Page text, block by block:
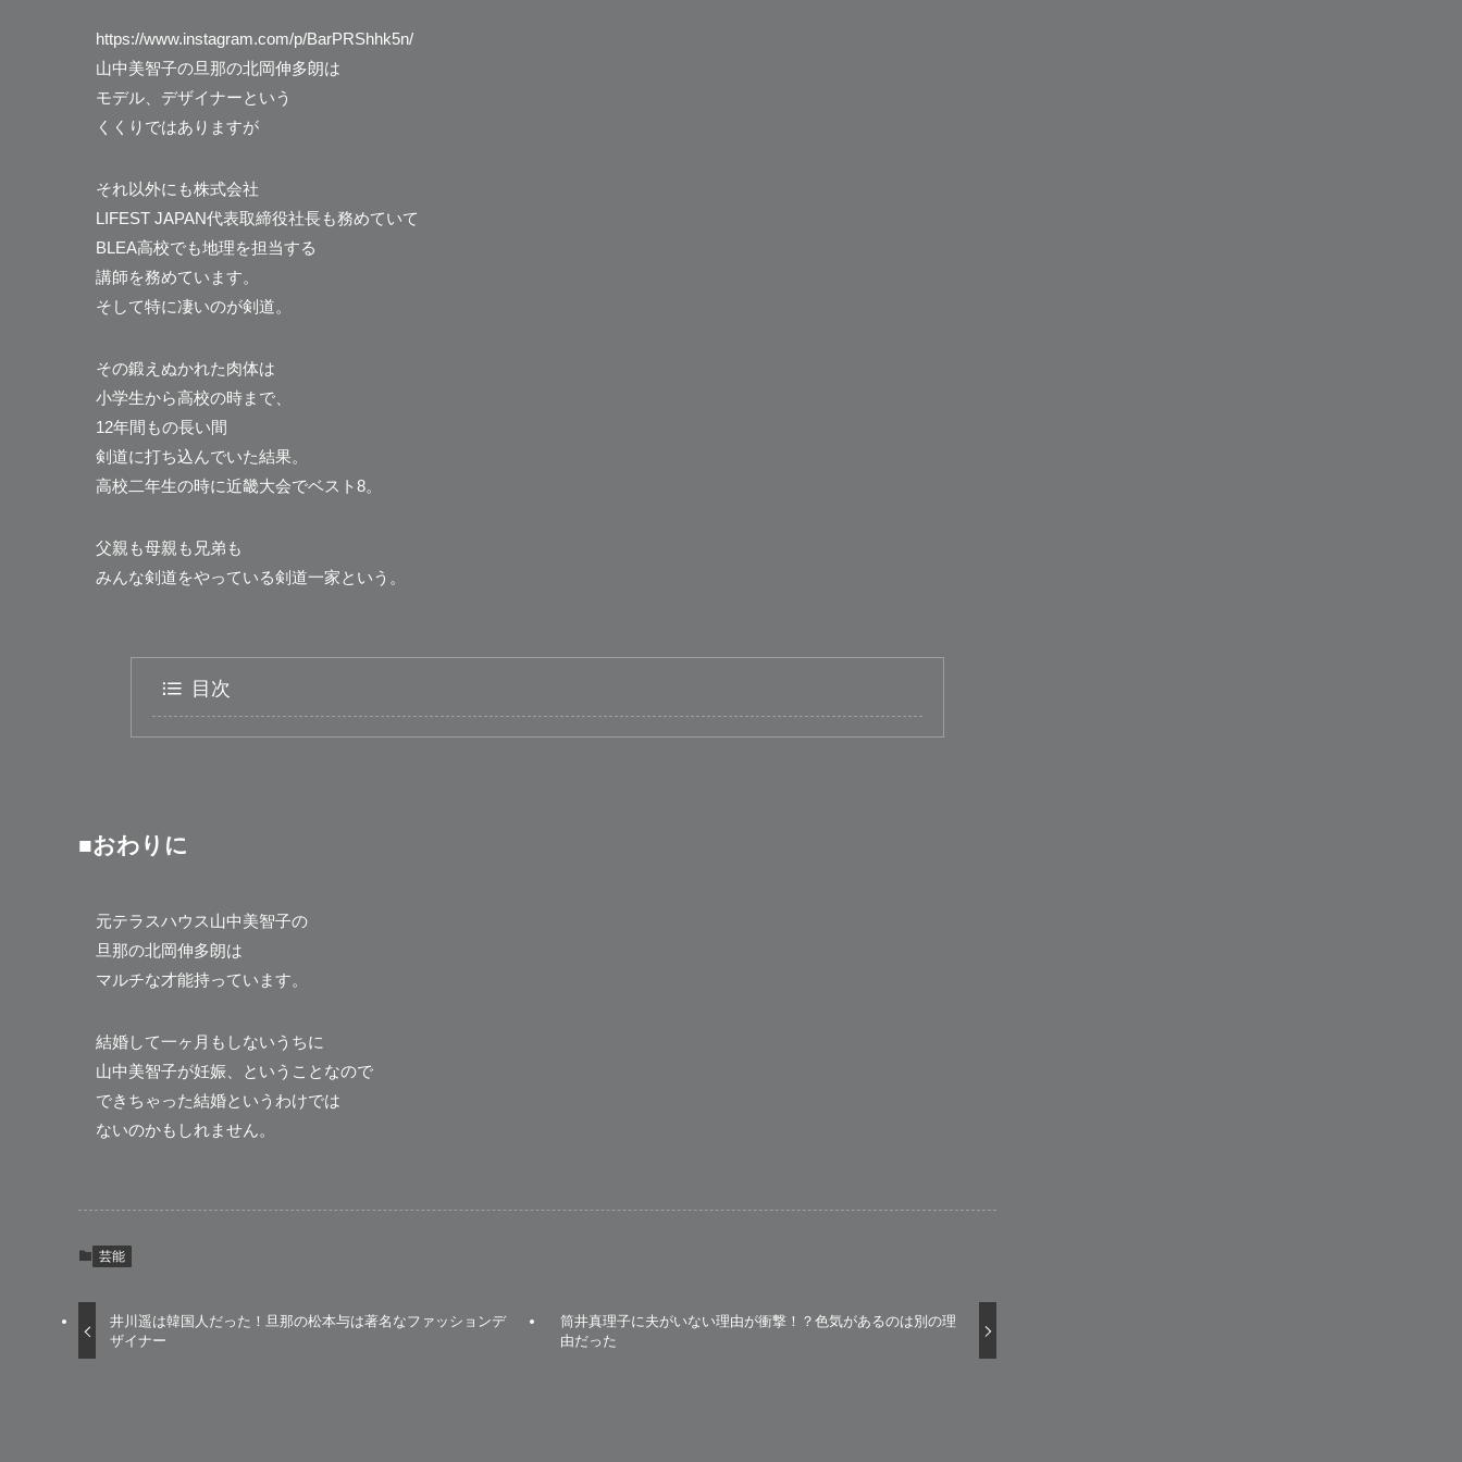
https://www.instagram.com/p/BarPRShhk5n/
山中美智子の旦那の北岡伸多朗は
モデル、デザイナーという
くくりではありますが
それ以外にも株式会社
LIFEST JAPAN代表取締役社長も務めていて
BLEA高校でも地理を担当する
講師を務めています。
そして特に凄いのが剣道。
その鍛えぬかれた肉体は
小学生から高校の時まで、
12年間もの長い間
剣道に打ち込んでいた結果。
高校二年生の時に近畿大会でベスト8。
父親も母親も兄弟も
みんな剣道をやっている剣道一家という。
目次
■おわりに
元テラスハウス山中美智子の
旦那の北岡伸多朗は
マルチな才能持っています。
結婚して一ヶ月もしないうちに
山中美智子が妊娠、ということなので
できちゃった結婚というわけでは
ないのかもしれません。
芸能
井川遥は韓国人だった！旦那の松本与は著名なファッションデ
ザイナー
筒井真理子に夫がいない理由が衝撃！？色気があるのは別の理
由だった